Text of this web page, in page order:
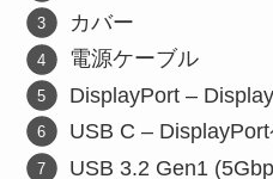
カバー
電源ケーブル
DisplayPort –
USB C –
USB 3.2 Gen1